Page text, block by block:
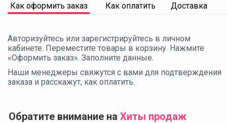
Как оформить заказ Как оплатить Доставка
Авторизуйтесь или зарегистрируйтесь в личном
кабинете. Переместите товары в корзину. Нажмите
«Оформить заказ». Заполните данные.
Наши менеджеры свяжутся с вами для подтверждения
заказа и расскажут, как оплатить.
Обратите внимание на Хиты продаж